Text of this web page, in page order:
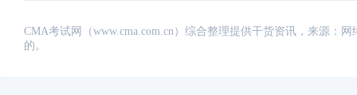
CMA考试网（www.cma.com.cn）综合整理提供干货资讯，来源：
的。